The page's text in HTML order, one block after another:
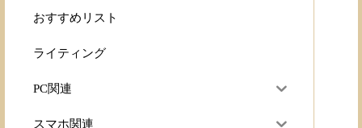
おすすめリスト
ライティング
PC関連
スマホ関連